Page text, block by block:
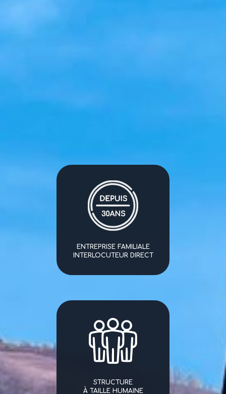
ENTREPRISE FAMILIALE
INTERLOCUTEUR DIRECT
STRUCTURE
À TAILLE HUMAINE